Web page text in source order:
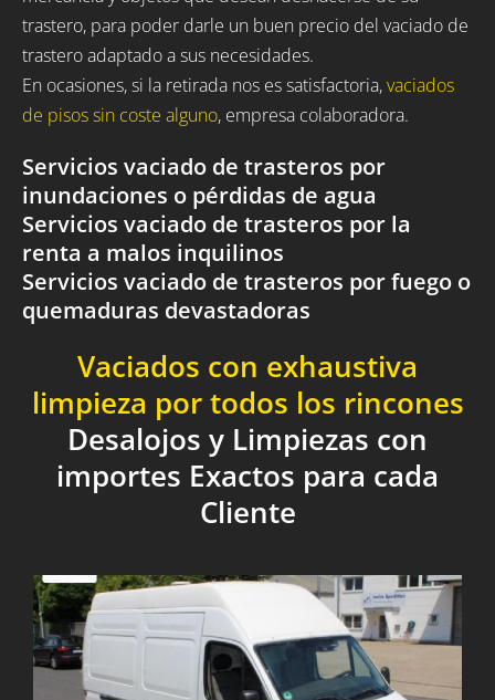
trastero, para poder darle un buen precio del vaciado de
trastero adaptado a sus necesidades.
En ocasiones, si la retirada nos es satisfactoria,vaciados
de pisos sin coste alguno, empresa colaboradora.
Servicios vaciado de trasteros por
inundaciones o pérdidas de agua
Servicios vaciado de trasteros por la
renta a malos inquilinos
Servicios vaciado de trasteros por fuego o
quemaduras devastadoras
Vaciados con exhaustiva
limpieza por todos los rincones
Desalojos y Limpiezas con
importes Exactos para cada
Cliente